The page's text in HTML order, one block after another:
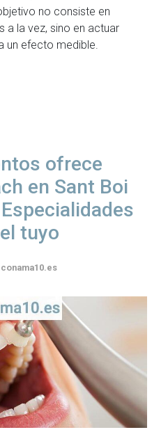
no consiste en
a la vez, sino en actuar
un efecto medible.
ofrece
en Sant Boi
tuyo
conama10.es